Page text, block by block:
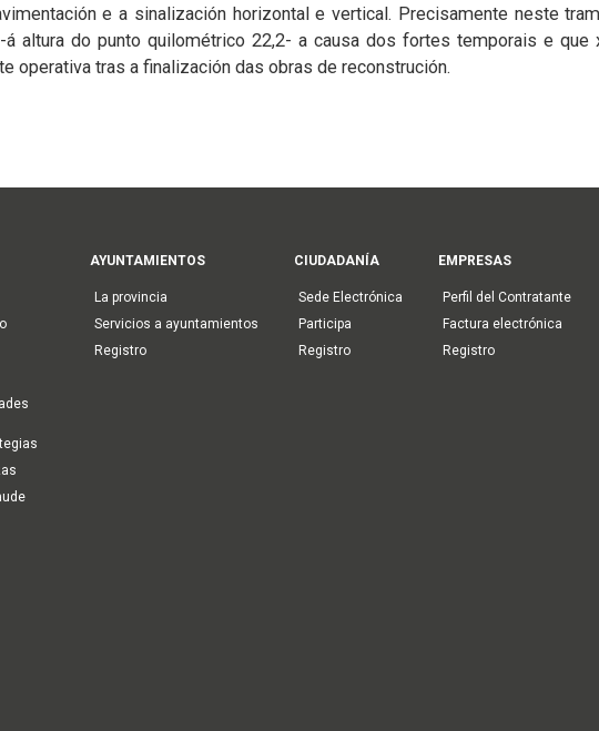
e a sinalización horizontal e vertical. Precisamente neste
á altura do punto quilométrico 22,2- a causa dos fortes temporais e que
operativa tras a finalización das obras de reconstrución.
AYUNTAMIENTOS
La provincia
Servicios a ayuntamientos
Registro
CIUDADANÍA
Sede Electrónica
Participa
Registro
EMPRESAS
Perfil del Contratante
Factura electrónica
Registro